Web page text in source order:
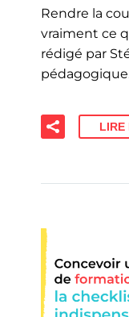
Rendre la
vraiment ce
rédigé par
LIRE